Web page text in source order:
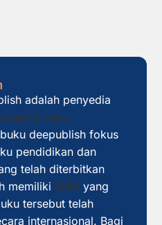
adalah penyedia
buku
deepublish fokus
pendidikan dan
telah diterbitkan
memiliki ISBN yang
tersebut telah
internasional. Bagi